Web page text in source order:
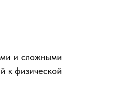
и сложными
к физической